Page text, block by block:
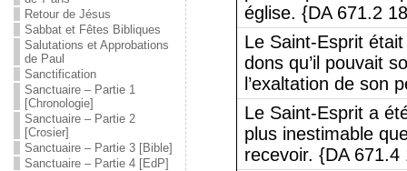
Retour de Jésus
Sabbat et Fêtes Bibliques
Salutations et Approbations
de Paul
Sanctification
Sanctuaire – Partie 1
[Chronologie]
Sanctuaire – Partie 2
[Crosier]
Sanctuaire – Partie 3 [Bible]
Sanctuaire – Partie 4 [EdP]
église. {DA 671.2
Le Saint-Esprit
dons qu’il pouvait
l’exaltation de son
Le Saint-Esprit a
plus inestimable
recevoir. {DA 671.4